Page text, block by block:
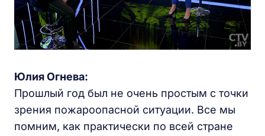
Юлия Огнева:
Прошлый год был не очень простым с точки
зрения пожароопасной ситуации. Все мы
помним, как практически по всей стране